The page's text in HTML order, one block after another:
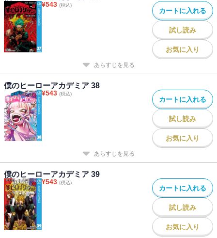
¥543 (税込)
カートに入れる
試し読み
お気に入り
あらすじを見る
僕のヒーローアカデミア 38
¥543 (税込)
カートに入れる
試し読み
お気に入り
あらすじを見る
僕のヒーローアカデミア 39
¥543 (税込)
カートに入れる
試し読み
お気に入り